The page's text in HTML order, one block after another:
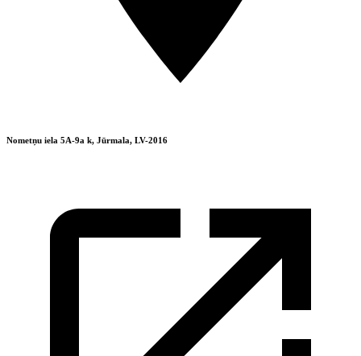
Nometņu iela 5A-9a k, Jūrmala, LV-2016